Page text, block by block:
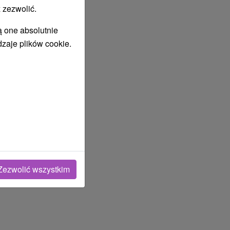
one absolutnie
plików cookie.
wszystkim